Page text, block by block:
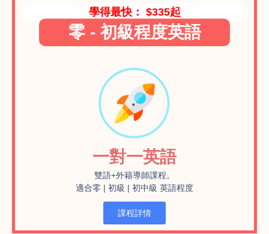
學得最快： $335起
零 - 初級程度英語
一對一英語
雙語+外籍導師課程。
適合零 | 初級 | 初中級 英語程度
課程詳情